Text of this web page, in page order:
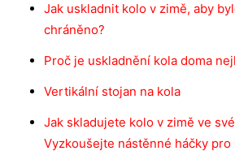
Jak uskladnit kolo v zimě, aby
chráněno?
Proč je uskladnění kola doma
Vertikální stojan na kola
Jak skladujete kolo v zimě ve
Vyzkoušejte nástěnné háčky